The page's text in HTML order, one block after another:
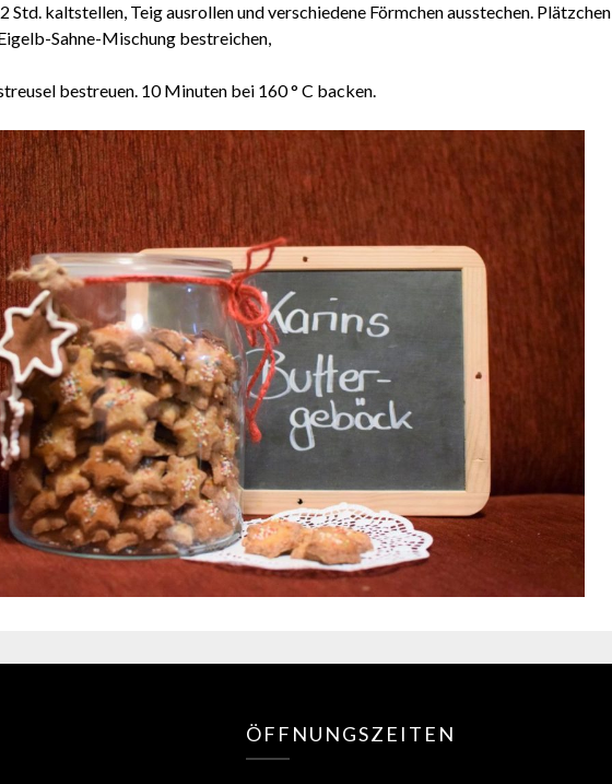
Std. kaltstellen, Teig ausrollen und verschiedene Förmchen ausstechen. Plätzchen
Sahne-Mischung bestreichen,
bestreuen. 10 Minuten bei 160 ° C backen.
ÖFFNUNGSZEITEN